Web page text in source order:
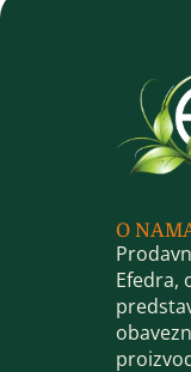
O
Efedra,